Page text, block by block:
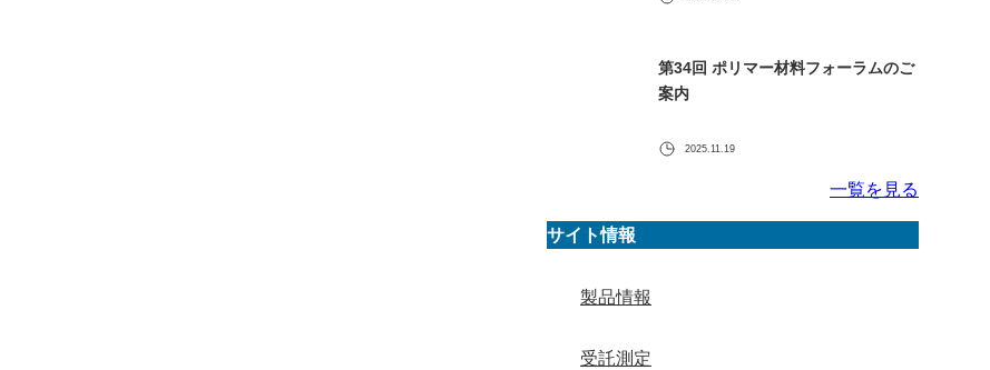
第34回 ポリマー材料フォーラムのご
案内
2025.11.19
一覧を見る
サイト情報
製品情報
受託測定